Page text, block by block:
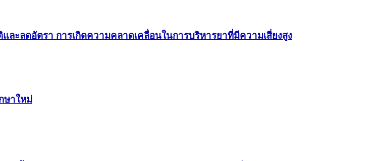
ะลดอัตรา การเกิดความคลาดเคลื่อนในการบริหารยาที่มีความเสี่ยงสูง
ษาใหม่